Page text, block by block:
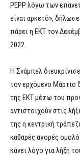
PEPP λόγω των
είναι αρκετό»,
πάρει η ΕΚΤ τον
2022.
Η Σνάμπελ
τον ερχόμενο Μάρτιο
της ΕΚΤ μέσω του
αντιστοιχούν στις
της η κεντρική
καθαρές αγορές
κάνει λόγο για λήξη